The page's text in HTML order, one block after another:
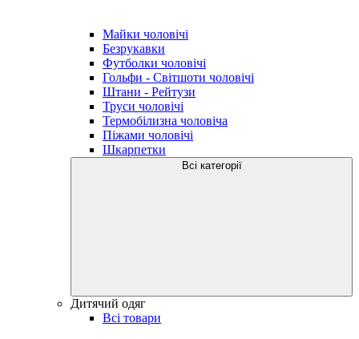
Майки чоловічі
Безрукавки
Футболки чоловічі
Гольфи - Світшоти чоловічі
Штани - Рейтузи
Труси чоловічі
Термобілизна чоловіча
Піжами чоловічі
Шкарпетки
Всі категорії
Дитячий одяг
Всі товари